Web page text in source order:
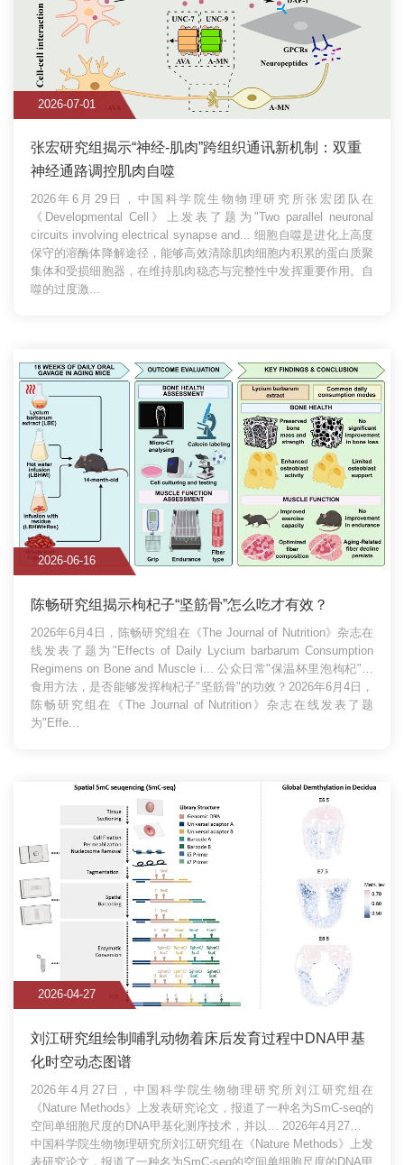
2026-07-01
张宏研究组揭示“神经-肌肉”跨组织通讯新机制：双重
神经通路调控肌肉自噬
2026年6月29日，中国科学院生物物理研究所张宏团队在
《Developmental Cell》上发表了题为"Two parallel neuronal
circuits involving electrical synapse and... 细胞自噬是进化上高度
保守的溶酶体降解途径，能够高效清除肌肉细胞内积累的蛋白质聚
集体和受损细胞器，在维持肌肉稳态与完整性中发挥重要作用。自
噬的过度激...
2026-06-16
陈畅研究组揭示枸杞子“坚筋骨”怎么吃才有效？
2026年6月4日，陈畅研究组在《The Journal of Nutrition》杂志在
线发表了题为"Effects of Daily Lycium barbarum Consumption
Regimens on Bone and Muscle i... 公众日常"保温杯里泡枸杞"的
食用方法，是否能够发挥枸杞子"坚筋骨"的功效？2026年6月4日，
陈畅研究组在《The Journal of Nutrition》杂志在线发表了题
为"Effe...
2026-04-27
刘江研究组绘制哺乳动物着床后发育过程中DNA甲基
化时空动态图谱
2026年4月27日，中国科学院生物物理研究所刘江研究组在
《Nature Methods》上发表研究论文，报道了一种名为SmC-seq的
空间单细胞尺度的DNA甲基化测序技术，并以...
2026年4月27日，
中国科学院生物物理研究所刘江研究组在《Nature Methods》上发
表研究论文，报道了一种名为SmC-seq的空间单细胞尺度的DNA甲